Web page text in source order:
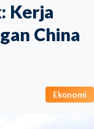
Kerja
China
Ekonomi